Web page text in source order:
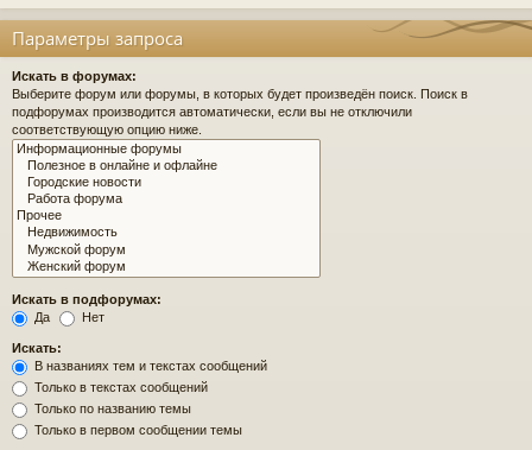
Параметры запроса
Искать в форумах:
Выберите форум или форумы, в которых будет произведён поиск. Поиск в
подфорумах производится автоматически, если вы не отключили
соответствующую опцию ниже.
Искать в подфорумах:
Да
Нет
Искать:
В названиях тем и текстах сообщений
Только в текстах сообщений
Только по названию темы
Только в первом сообщении темы